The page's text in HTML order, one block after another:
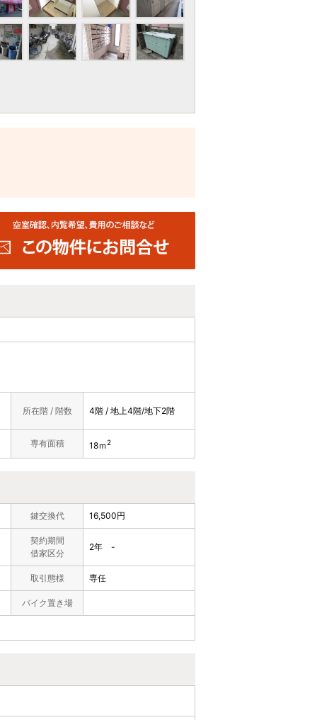
所在階 / 階数 4階 / 地上4階/地下2階
専有面積 18ｍ2
鍵交換代 16,500円
契約期間
借家区分
2年 -
取引態様 専任
バイク置き場